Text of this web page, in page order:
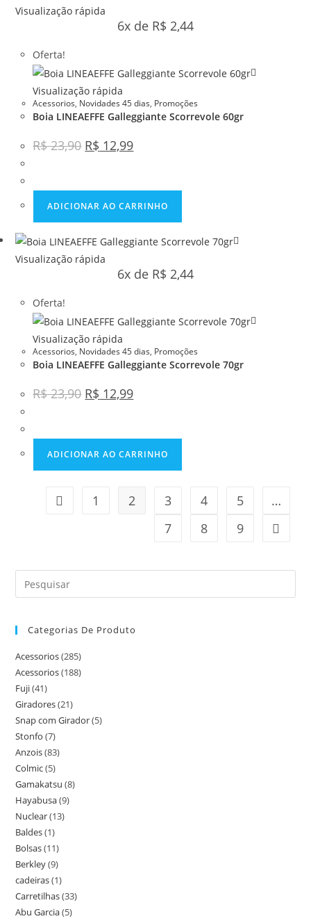
Visualização rápida
6x de R$ 2,44
Oferta!
Visualização rápida
Acessorios, Novidades 45 dias, Promoções
Boia LINEAEFFE Galleggiante Scorrevole 60gr
R$23,90 R$ 12,99
ADICIONAR AO CARRINHO
Visualização rápida
6x de R$ 2,44
Oferta!
Visualização rápida
Acessorios, Novidades 45 dias, Promoções
Boia LINEAEFFE Galleggiante Scorrevole 70gr
R$23,90 R$ 12,99
ADICIONAR AO CARRINHO
1 2 3 4 5
…
7
8 9
Categorias De Produto
Acessorios(285)
Acessorios(188)
Fuji(41)
Giradores(21)
Snap com Girador(5)
Stonfo (7)
Anzois(83)
Colmic(5)
Gamakatsu (8)
Hayabusa(9)
Nuclear(13)
Baldes(1)
Bolsas(11)
Berkley(9)
cadeiras(1)
Carretilhas(33)
Abu Garcia(5)